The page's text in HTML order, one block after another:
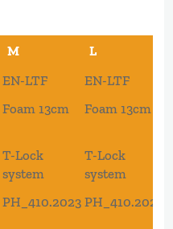
M
L
M L
EN-LTF
EN-LTF
Foam 13cm Foam 13cm
T-Lock
system
T-Lock
system
PH_410.2023 PH_410.2023